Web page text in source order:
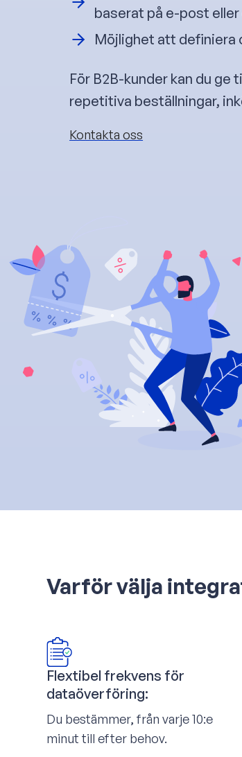
baserat på e-post
Möjlighet att definiera
För B2B-kunder kan du
repetitiva beställningar,
Kontakta oss
Varför välja
Flextibel frekvens för
dataöverföring:
Du bestämmer, från varje 10:e
minut till efter behov.